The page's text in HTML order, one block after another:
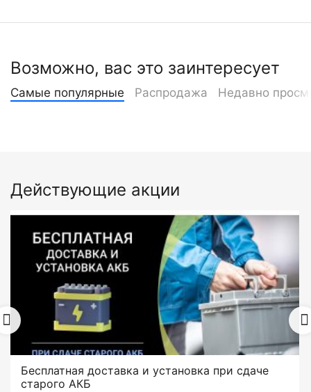
Возможно, вас это заинтересует
Самые популярные Распродажа Недавно
Действующие акции
Бесплатная доставка и установка при сдаче
старого АКБ